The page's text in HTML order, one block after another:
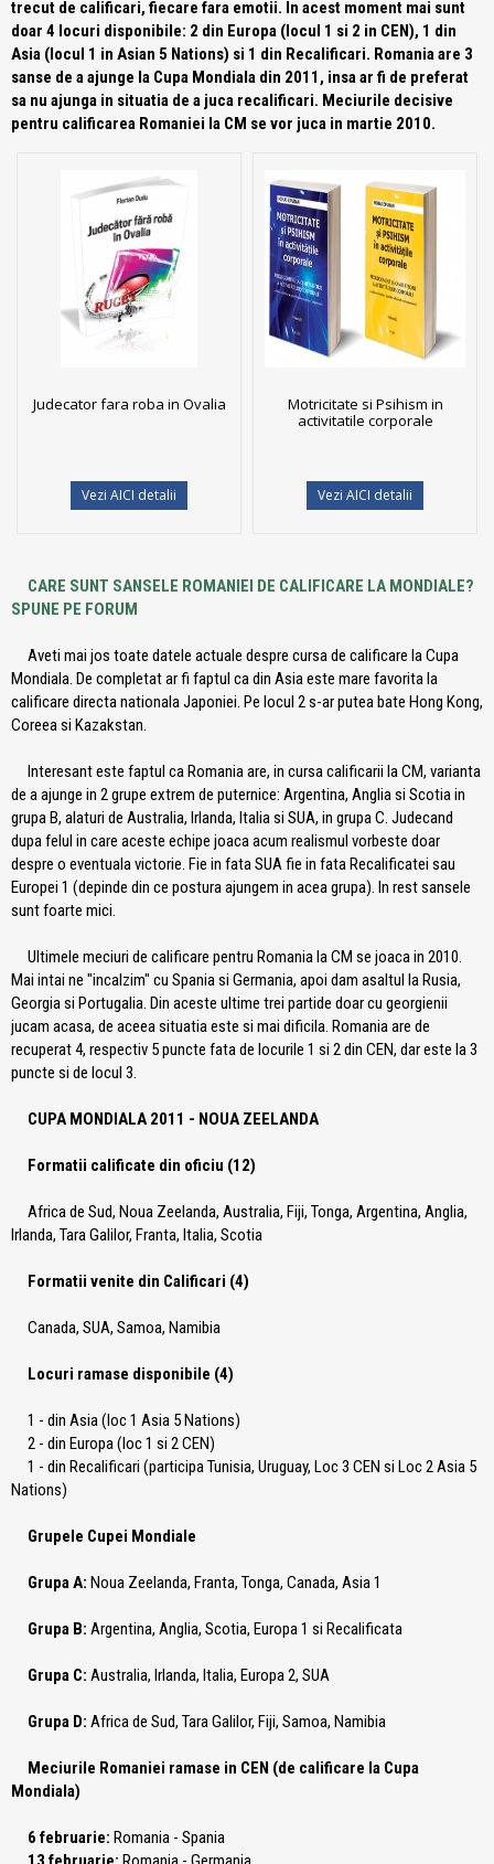
trecut de calificari, fiecare fara emotii. In acest moment mai sunt
doar 4 locuri disponibile: 2 din Europa (locul 1 si 2 in CEN), 1 din
Asia (locul 1 in Asian 5 Nations) si 1 din Recalificari. Romania are 3
sanse de a ajunge la Cupa Mondiala din 2011, insa ar fi de preferat
sa nu ajunga in situatia de a juca recalificari. Meciurile decisive
pentru calificarea Romaniei la CM se vor juca in martie 2010.
Judecator fara roba in Ovalia
Vezi AICI detalii
Motricitate si Psihism in
activitatile corporale
Vezi AICI detalii
CARE SUNT SANSELE ROMANIEI DE CALIFICARE LA MONDIALE?
SPUNE PE FORUM
Aveti mai jos toate datele actuale despre cursa de calificare la Cupa
Mondiala. De completat ar fi faptul ca din Asia este mare favorita la
calificare directa nationala Japoniei. Pe locul 2 s-ar putea bate Hong Kong,
Coreea si Kazakstan.
Interesant este faptul ca Romania are, in cursa calificarii la CM, varianta
de a ajunge in 2 grupe extrem de puternice: Argentina, Anglia si Scotia in
grupa B, alaturi de Australia, Irlanda, Italia si SUA, in grupa C. Judecand
dupa felul in care aceste echipe joaca acum realismul vorbeste doar
despre o eventuala victorie. Fie in fata SUA fie in fata Recalificatei sau
Europei 1 (depinde din ce postura ajungem in acea grupa). In rest sansele
sunt foarte mici.
Ultimele meciuri de calificare pentru Romania la CM se joaca in 2010.
Mai intai ne "incalzim" cu Spania si Germania, apoi dam asaltul la Rusia,
Georgia si Portugalia. Din aceste ultime trei partide doar cu georgienii
jucam acasa, de aceea situatia este si mai dificila. Romania are de
recuperat 4, respectiv 5 puncte fata de locurile 1 si 2 din CEN, dar este la 3
puncte si de locul 3.
CUPA MONDIALA 2011 - NOUA ZEELANDA
Formatii calificate din oficiu (12)
Africa de Sud, Noua Zeelanda, Australia, Fiji, Tonga, Argentina, Anglia,
Irlanda, Tara Galilor, Franta, Italia, Scotia
Formatii venite din Calificari (4)
Canada, SUA, Samoa, Namibia
Locuri ramase disponibile (4)
1 - din Asia (loc 1 Asia 5 Nations)
2 - din Europa (loc 1 si 2 CEN)
1 - din Recalificari (participa Tunisia, Uruguay, Loc 3 CEN si Loc 2 Asia 5
Nations)
Grupele Cupei Mondiale
Grupa A: Noua Zeelanda, Franta, Tonga, Canada, Asia 1
Grupa B: Argentina, Anglia, Scotia, Europa 1 si Recalificata
Grupa C: Australia, Irlanda, Italia, Europa 2, SUA
Grupa D: Africa de Sud, Tara Galilor, Fiji, Samoa, Namibia
Meciurile Romaniei ramase in CEN (de calificare la Cupa
Mondiala)
6 februarie: Romania - Spania